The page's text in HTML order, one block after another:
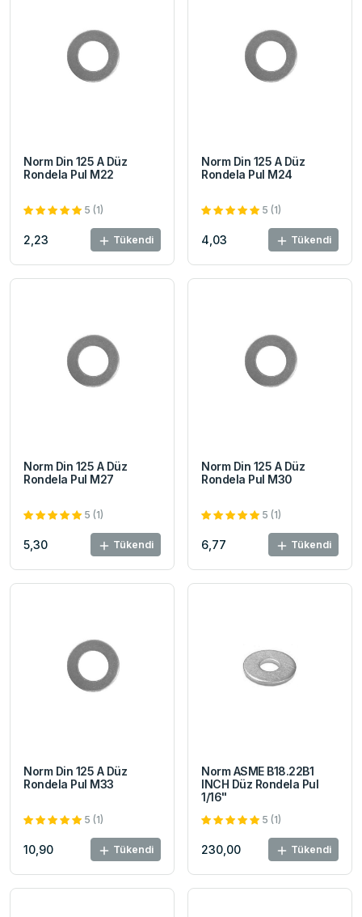
Norm Din 125 A Düz
Rondela Pul M22
5 (1)
2,23 Tükendi
Norm Din 125 A Düz
Rondela Pul M24
5 (1)
4,03 Tükendi
Norm Din 125 A Düz
Rondela Pul M27
5 (1)
5,30 Tükendi
Norm Din 125 A Düz
Rondela Pul M30
5 (1)
6,77 Tükendi
Norm Din 125 A Düz
Rondela Pul M33
5 (1)
10,90 Tükendi
Norm ASME B18.22B1
INCH Düz Rondela Pul
1/16"
5 (1)
230,00 Tükendi